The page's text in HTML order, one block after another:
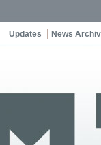
Updates News Archiv